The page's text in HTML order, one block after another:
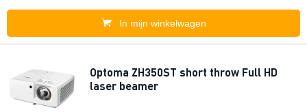
In mijn winkelwagen
Optoma ZH350ST short throw Full HD
laser beamer